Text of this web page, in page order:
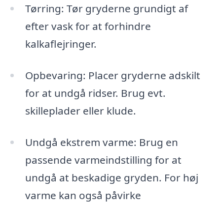
Tørring: Tør gryderne grundigt af
efter vask for at forhindre
kalkaflejringer.
Opbevaring: Placer gryderne adskilt
for at undgå ridser. Brug evt.
skilleplader eller klude.
Undgå ekstrem varme: Brug en
passende varmeindstilling for at
undgå at beskadige gryden. For høj
varme kan også påvirke